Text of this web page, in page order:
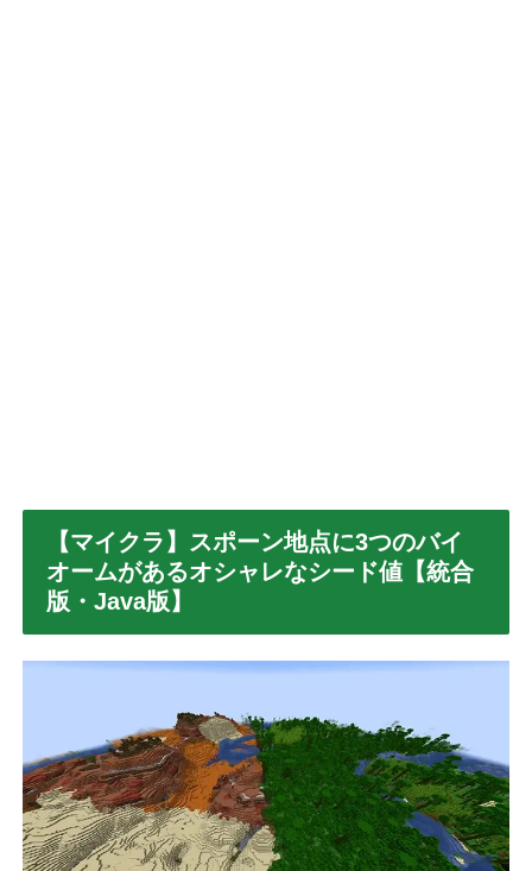
【マイクラ】スポーン地点に3つのバイ
オームがあるオシャレなシード値【統合
版・Java版】